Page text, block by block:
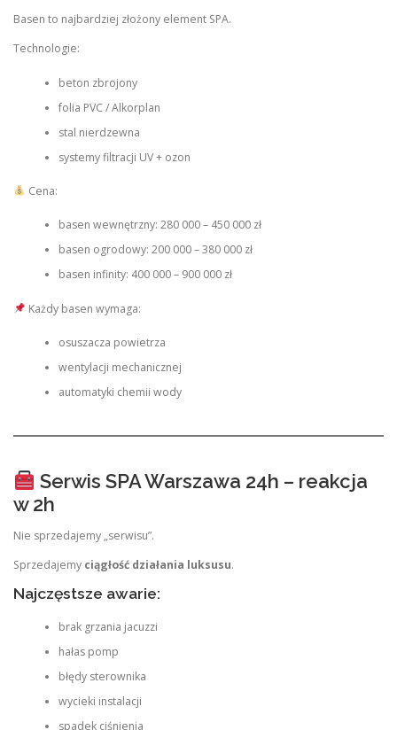
Basen to najbardziej złożony element SPA.
Technologie:
beton zbrojony
folia PVC / Alkorplan
stal nierdzewna
systemy filtracji UV + ozon
Cena:
basen wewnętrzny: 280 000 – 450 000 zł
basen ogrodowy: 200 000 – 380 000 zł
basen infinity: 400 000 – 900 000 zł
Każdy basen wymaga:
osuszacza powietrza
wentylacji mechanicznej
automatyki chemii wody
Serwis SPA Warszawa 24h – reakcja
w 2h
Nie sprzedajemy „serwisu”.
Sprzedajemy ciągłość działania luksusu.
Najczęstsze awarie:
brak grzania jacuzzi
hałas pomp
błędy sterownika
wycieki instalacji
spadek ciśnienia